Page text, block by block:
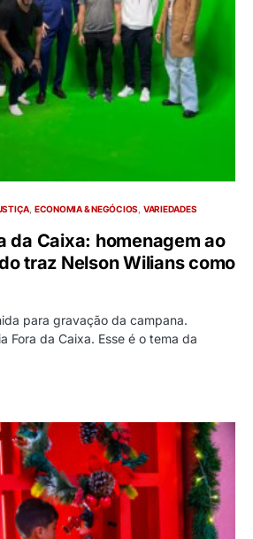
ECONOMIA & NEGÓCIOS VARIEDADES
da Caixa: homenagem ao
traz Nelson Wilians como
para gravação da campana.
Fora da Caixa. Esse é o tema da